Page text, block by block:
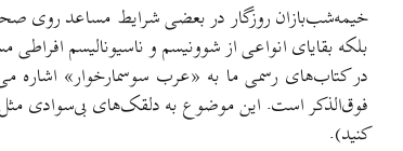
خیمه‌شب‌بازان روزگار در بعضی شرایط مساعد روی صحنه
بلکه بقایای انواعی از شوونیسم و ناسیونالیسم
در کتاب‌های رسمی ما به «عرب سوسمارخوار» اشاره
فوق‌الذکر است. این موضوع به دلقک‌های بی‌سوادی مثل
کنید).